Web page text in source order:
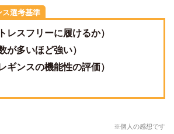
選考基準
スフリーに履けるか）
多いほど強い）
ンスの機能性の評価）
※個人の感想です